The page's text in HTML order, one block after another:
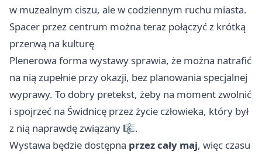
w muzealnym ciszu, ale w codziennym ruchu miasta.
Spacer przez centrum można teraz połączyć z krótką
przerwą na kulturę
Plenerowa forma wystawy sprawia, że można natrafić
na nią zupełnie przy okazji, bez planowania specjalnej
wyprawy. To dobry pretekst, żeby na moment zwolnić
i spojrzeć na Świdnicę przez życie człowieka, który był
z nią naprawdę związany 🎼.
Wystawa będzie dostępna przez cały maj, więc czasu